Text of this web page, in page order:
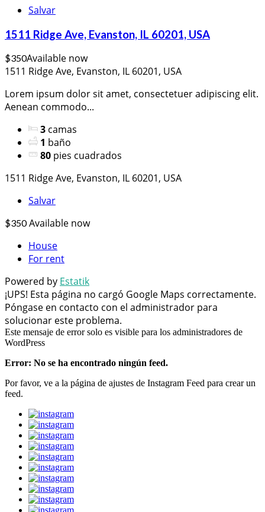
Salvar
1511 Ridge Ave, Evanston, IL 60201, USA
$350Available now
1511 Ridge Ave, Evanston, IL 60201, USA
Lorem ipsum dolor sit amet, consectetuer adipiscing elit.
Aenean commodo...
3 camas
1 baño
80 pies cuadrados
1511 Ridge Ave, Evanston, IL 60201, USA
Salvar
$350 Available now
House
For rent
Powered by Estatik
¡UPS! Esta página no cargó Google Maps correctamente.
Póngase en contacto con el administrador para
solucionar este problema.
Este mensaje de error solo es visible para los administradores de
WordPress
Error: No se ha encontrado ningún feed.
Por favor, ve a la página de ajustes de Instagram Feed para crear un
feed.